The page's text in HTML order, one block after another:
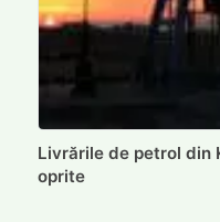
Livrările de petrol din
oprite